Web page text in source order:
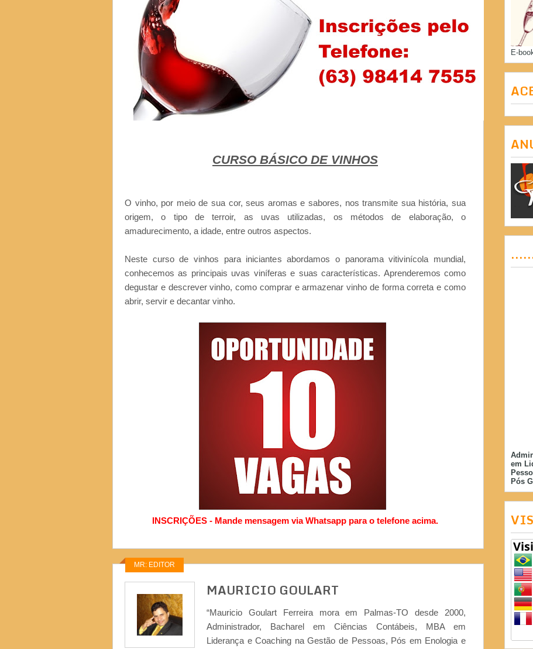
CURSO BÁSICO DE VINHOS
O vinho, por meio de sua cor, seus aromas e sabores, nos transmite sua história, sua
origem, o tipo de terroir, as uvas utilizadas, os métodos de elaboração, o
amadurecimento, a idade, entre outros aspectos.
Neste curso de vinhos para iniciantes abordamos o panorama vitivinícola mundial,
conhecemos as principais uvas viníferas e suas características. Aprenderemos como
degustar e descrever vinho, como comprar e armazenar vinho de forma correta e como
abrir, servir e decantar vinho.
INSCRIÇÕES - Mande mensagem via Whatsapp para o telefone acima.
MR: EDITOR
MAURICIO GOULART
“Mauricio Goulart Ferreira mora em Palmas-TO desde 2000,
Administrador, Bacharel em Ciências Contábeis, MBA em
Liderança e Coaching na Gestão de Pessoas, Pós em Enologia e
E-
em
Pós